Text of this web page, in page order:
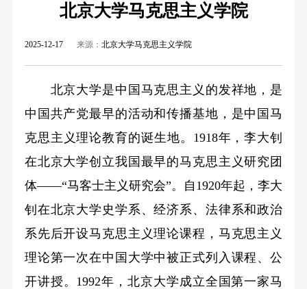
北京大学马克思主义学院
2025-12-17 来源： 北京大学马克思主义学院
北京大学是中国马克思主义的发祥地，是
中国共产党最早的活动和传播基地，是中国马
克思主义理论教育的诞生地。1918年，李大钊
在北京大学创立我国最早的马克思主义研究团
体——“马客士主义研究会”。自1920年起，李大
钊在北京大学史学系、经济系、法律系和政治
系先后开设马克思主义理论课程，马克思主义
理论第一次在中国大学中被正式列入课程、公
开讲授。1992年，北京大学成立全国第一家马